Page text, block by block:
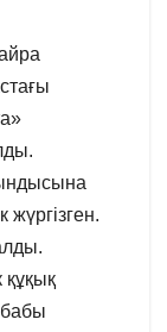
жүргізген.
құқық